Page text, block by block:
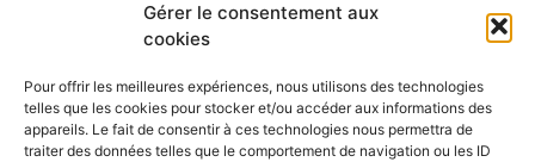
Gérer le consentement aux
cookies
Pour offrir les meilleures expériences, nous utilisons des technologies
telles que les cookies pour stocker et/ou accéder aux informations des
appareils. Le fait de consentir à ces technologies nous permettra de
traiter des données telles que le comportement de navigation ou les ID
vendredi,
et le samedi de 9h00 à 12h00.
que les jours fériés.